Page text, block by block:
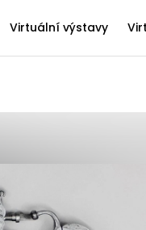
Virtuální výstavy